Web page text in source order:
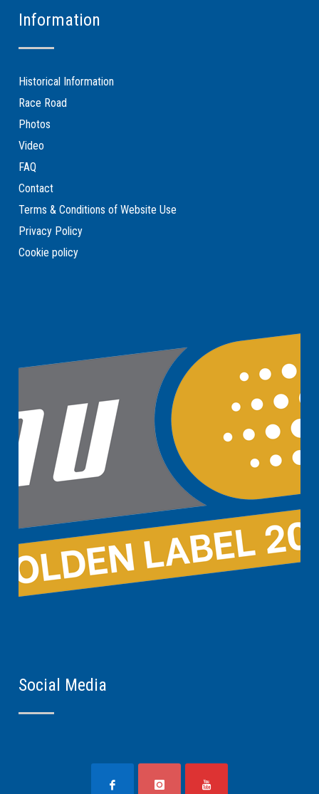
Information
Historical Information
Race Road
Photos
Video
FAQ
Contact
Terms & Conditions of Website Use
Privacy Policy
Cookie policy
Social Media